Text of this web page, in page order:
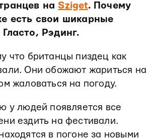
на Sziget. Почему
есть свои шикарные
Рэдинг.
что британцы пиздец как
Они обожают жариться на
жаловаться на погоду.
у людей появляется все
ездить на фестивали.
в погоне за новыми